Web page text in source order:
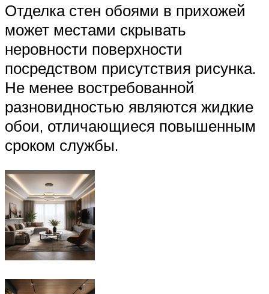
Отделка стен обоями в прихожей
может местами скрывать
неровности поверхности
посредством присутствия рисунка.
Не менее востребованной
разновидностью являются жидкие
обои, отличающиеся повышенным
сроком службы.